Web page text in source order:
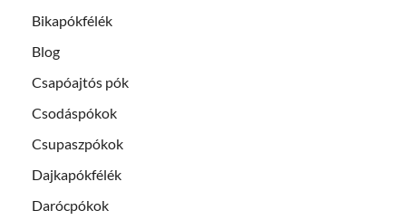
Bikapókfélék
Blog
Csapóajtós pók
Csodáspókok
Csupaszpókok
Dajkapókfélék
Darócpókok